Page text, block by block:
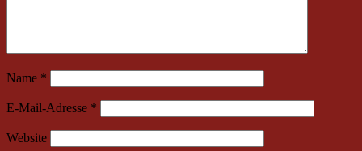
Name *
E-Mail-Adresse *
Website